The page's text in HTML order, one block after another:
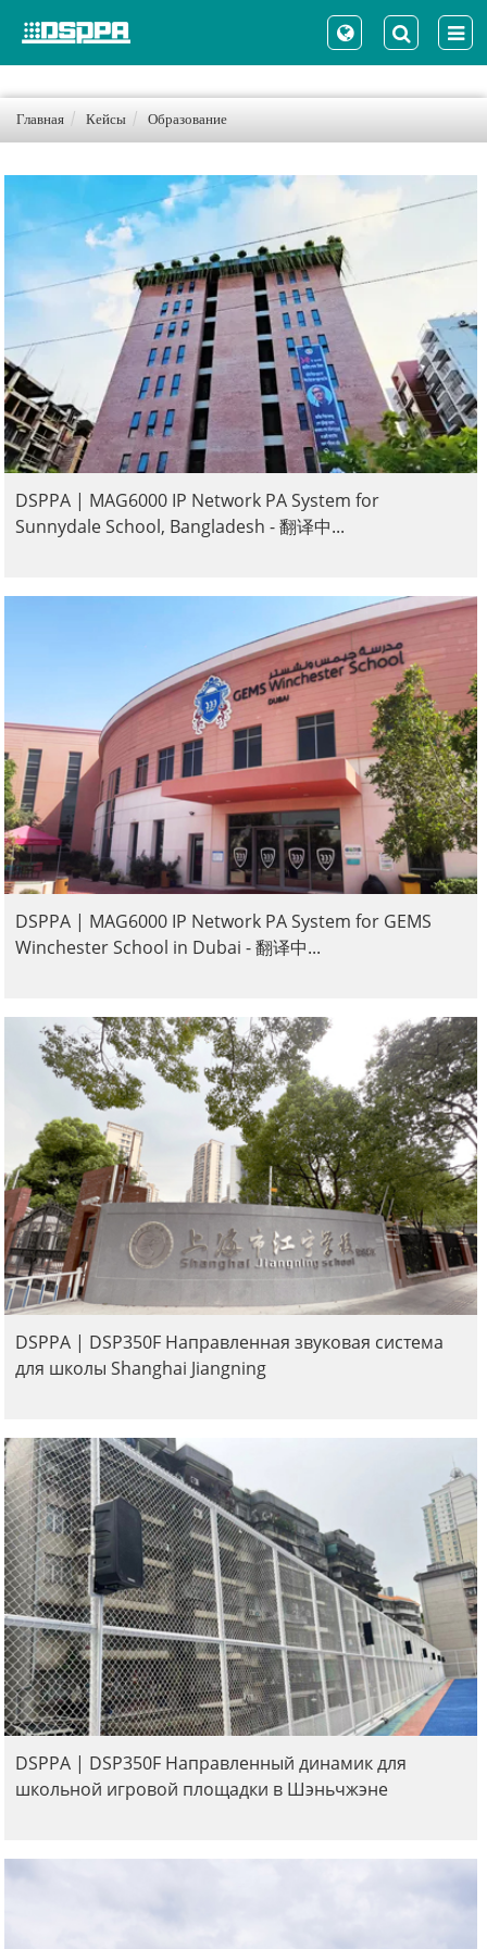
Главная Кейсы Образование
DSPPA | MAG6000 IP Network PA System for
Sunnydale School, Bangladesh - 翻译中...
DSPPA | MAG6000 IP Network PA System for GEMS
Winchester School in Dubai - 翻译中...
DSPPA | DSP350F Направленная звуковая система
для школы Shanghai Jiangning
DSPPA | DSP350F Направленный динамик для
школьной игровой площадки в Шэньчжэне